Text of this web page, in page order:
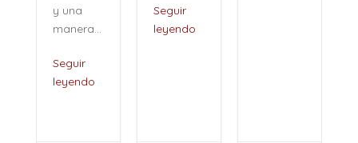
y una
manera...
Seguir
leyendo
Seguir
leyendo